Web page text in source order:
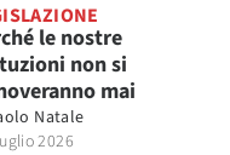
le nostre
non si
mai
Natale
2026